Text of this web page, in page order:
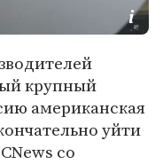
крупный
американская
уйти
со